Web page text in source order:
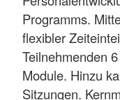
Programms.
flexibler
Teilnehmenden
Module. Hinzu
Sitzungen.